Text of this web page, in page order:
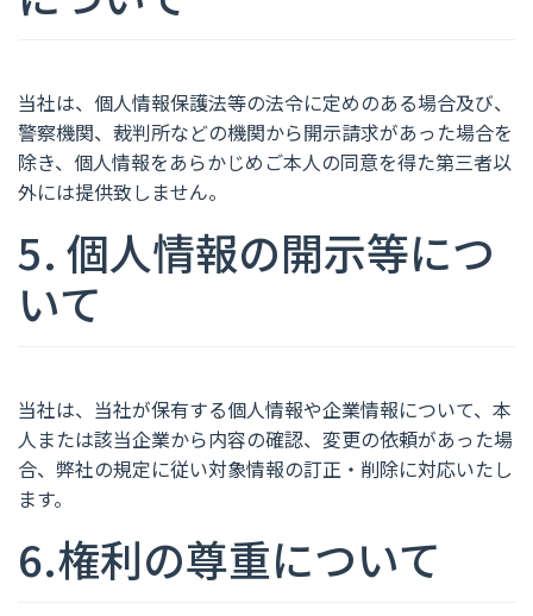
当社は、個人情報保護法等の法令に定めのある場合及び、
警察機関、裁判所などの機関から開示請求があった場合を
除き、個人情報をあらかじめご本人の同意を得た第三者以
外には提供致しません。
5. 個人情報の開示等につ
いて
当社は、当社が保有する個人情報や企業情報について、本
人または該当企業から内容の確認、変更の依頼があった場
合、弊社の規定に従い対象情報の訂正・削除に対応いたし
ます。
6.権利の尊重について